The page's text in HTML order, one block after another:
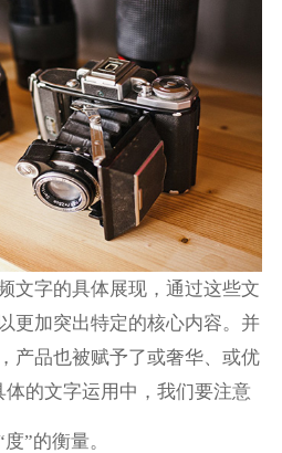
文字的具体展现，通过这些文
更加突出特定的核心内容。并
产品也被赋予了或奢华、或优
的文字运用中，我们要注意
度”的衡量。